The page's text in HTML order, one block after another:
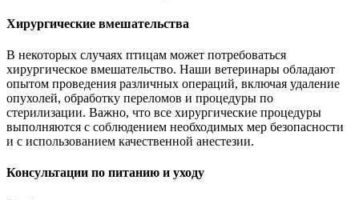
Хирургические вмешательства
В некоторых случаях птицам может потребоваться
хирургическое вмешательство. Наши ветеринары обладают
опытом проведения различных операций, включая удаление
опухолей, обработку переломов и процедуры по
стерилизации. Важно, что все хирургические процедуры
выполняются с соблюдением необходимых мер безопасности
и с использованием качественной анестезии.
Консультации по питанию и уходу